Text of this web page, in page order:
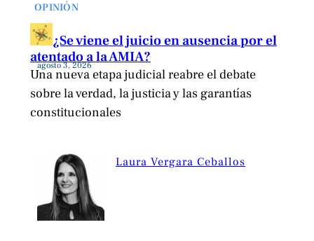
OPINIÓN
¿Se viene el juicio en ausencia por el
atentado a la AMIA?
agosto 3, 2026
Una nueva etapa judicial reabre el debate
sobre la verdad, la justicia y las garantías
constitucionales
Laura Vergara Ceballos